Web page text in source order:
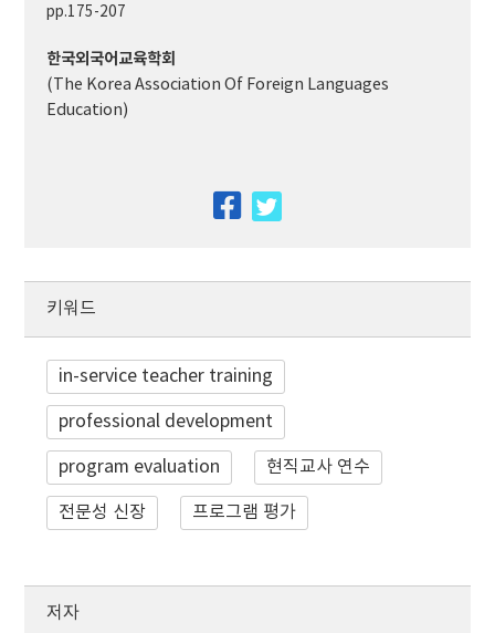
pp.175-207
한국외국어교육학회
(The Korea Association Of Foreign Languages
Education)
facebook
키워드
in-service teacher training
professional development
program evaluation 현직교사 연수
전문성 신장 프로그램 평가
저자